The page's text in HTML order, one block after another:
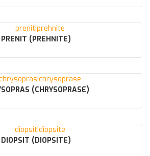
PRENIT (PREHNITE)
(CHRYSOPRASE)
DIOPSIT (DIOPSITE)